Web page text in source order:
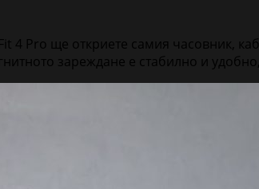
4 Pro ще откриете самия часовник,
зареждане е стабилно и